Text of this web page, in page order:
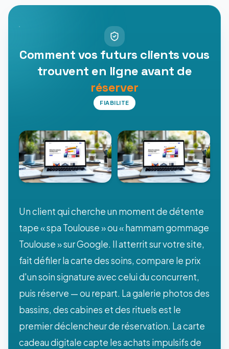
Comment vos futurs clients vous
trouvent en ligne avant de
réserver
FIABILITE
Un client qui cherche un moment de détente
tape « spa Toulouse » ou « hammam gommage
Toulouse » sur Google. Il atterrit sur votre site,
fait défiler la carte des soins, compare le prix
d'un soin signature avec celui du concurrent,
puis réserve — ou repart. La galerie photos des
bassins, des cabines et des rituels est le
premier déclencheur de réservation. La carte
cadeau digitale capte les achats impulsifs de